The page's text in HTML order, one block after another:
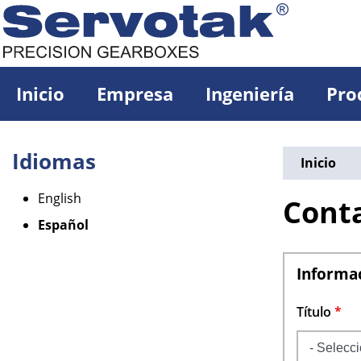
Pasar
al
contenido
principal
Inicio Empresa Ingeniería
Idiomas
English
Español
Inicio
Título *